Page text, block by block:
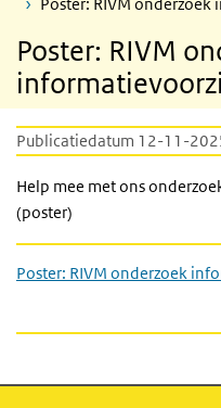
Poster: RIVM
Publicatiedatum 12-11-
Help mee met ons
(poster)
Poster: RIVM onderzoek